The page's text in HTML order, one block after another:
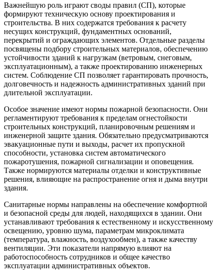
Важнейшую роль играют своды правил (СП), которые
формируют техническую основу проектирования и
строительства. В них содержатся требования к расчету
несущих конструкций, фундаментных оснований,
перекрытий и ограждающих элементов. Отдельные разделы
посвящены подбору строительных материалов, обеспечению
устойчивости зданий к нагрузкам (ветровым, снеговым,
эксплуатационным), а также проектированию инженерных
систем. Соблюдение СП позволяет гарантировать прочность,
долговечность и надежность административных зданий при
длительной эксплуатации.
Особое значение имеют нормы пожарной безопасности. Они
регламентируют требования к пределам огнестойкости
строительных конструкций, планировочным решениям и
инженерной защите здания. Обязательно предусматриваются
эвакуационные пути и выходы, расчет их пропускной
способности, установка систем автоматического
пожаротушения, пожарной сигнализации и оповещения.
Также нормируются материалы отделки и конструктивные
решения, влияющие на распространение огня и дыма внутри
здания.
Санитарные нормы направлены на обеспечение комфортной
и безопасной среды для людей, находящихся в здании. Они
устанавливают требования к естественному и искусственному
освещению, уровню шума, параметрам микроклимата
(температура, влажность, воздухообмен), а также качеству
вентиляции. Эти показатели напрямую влияют на
работоспособность сотрудников и общее качество
эксплуатации административных объектов.